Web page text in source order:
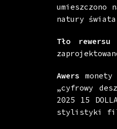
umieszczono
natury
Tło rewersu
Awers
„cyfrowy
2025 15
stylistyki